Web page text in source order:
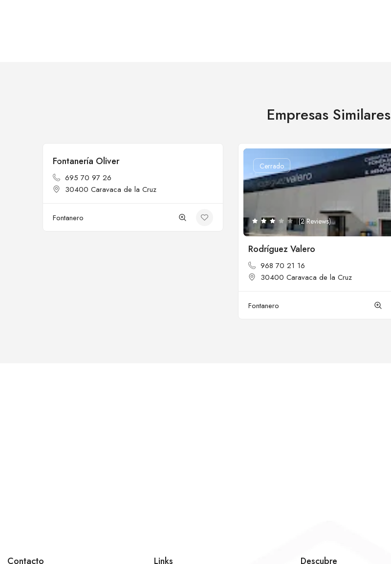
Empresas Similares
Cerrado
Fontanería Oliver
695 70 97 26
30400 Caravaca de la Cruz
Fontanero
Cerrado
(2 Reviews)
Rodríguez Valero
968 70 21 16
30400 Caravaca de la Cruz
Fontanero
Contacto Links Descubre